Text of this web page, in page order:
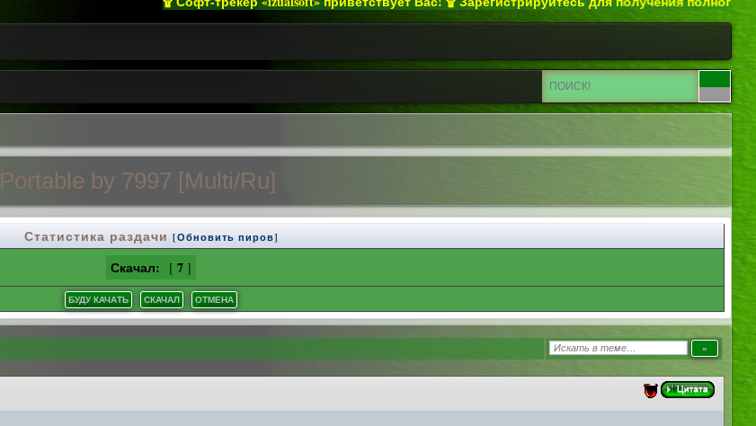
Portable by 7997 [Multi/Ru]
Статистика раздачи [Обновить пиров]
Скачал: [7 ]